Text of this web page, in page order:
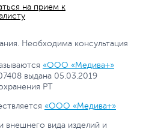
на прием к
Необходима консультация
«ООО «Медива+»
выдана 05.03.2019
РТ
«ООО «Медива+»
внешнего вида изделий и